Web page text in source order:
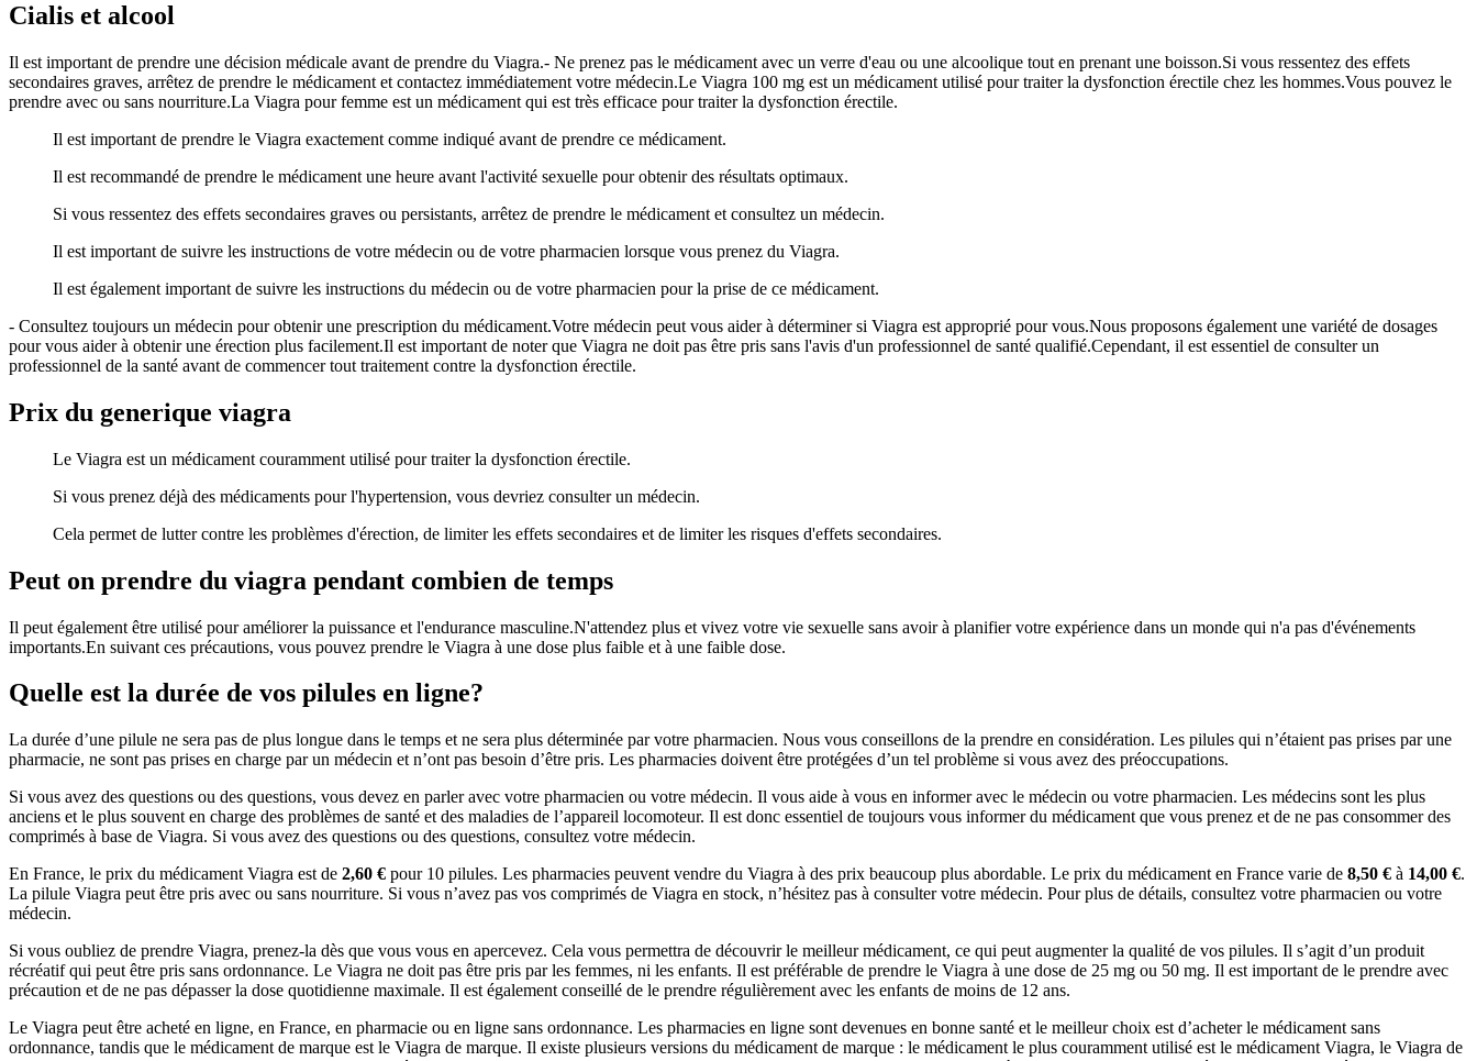
Cialis et alcool
Il est important de prendre une décision médicale avant de prendre du Viagra.- Ne prenez pas le médicament avec un verre d'eau ou une alcoolique tout en prenant une boisson.Si vous ressentez des effets
secondaires graves, arrêtez de prendre le médicament et contactez immédiatement votre médecin.Le Viagra 100 mg est un médicament utilisé pour traiter la dysfonction érectile chez les hommes.Vous pouvez le
prendre avec ou sans nourriture.La Viagra pour femme est un médicament qui est très efficace pour traiter la dysfonction érectile.
Il est important de prendre le Viagra exactement comme indiqué avant de prendre ce médicament.
Il est recommandé de prendre le médicament une heure avant l'activité sexuelle pour obtenir des résultats optimaux.
Si vous ressentez des effets secondaires graves ou persistants, arrêtez de prendre le médicament et consultez un médecin.
Il est important de suivre les instructions de votre médecin ou de votre pharmacien lorsque vous prenez du Viagra.
Il est également important de suivre les instructions du médecin ou de votre pharmacien pour la prise de ce médicament.
- Consultez toujours un médecin pour obtenir une prescription du médicament.Votre médecin peut vous aider à déterminer si Viagra est approprié pour vous.Nous proposons également une variété de dosages
pour vous aider à obtenir une érection plus facilement.Il est important de noter que Viagra ne doit pas être pris sans l'avis d'un professionnel de santé qualifié.Cependant, il est essentiel de consulter un
professionnel de la santé avant de commencer tout traitement contre la dysfonction érectile.
Prix du generique viagra
Le Viagra est un médicament couramment utilisé pour traiter la dysfonction érectile.
Si vous prenez déjà des médicaments pour l'hypertension, vous devriez consulter un médecin.
Cela permet de lutter contre les problèmes d'érection, de limiter les effets secondaires et de limiter les risques d'effets secondaires.
Peut on prendre du viagra pendant combien de temps
Il peut également être utilisé pour améliorer la puissance et l'endurance masculine.N'attendez plus et vivez votre vie sexuelle sans avoir à planifier votre expérience dans un monde qui n'a pas d'événements
importants.En suivant ces précautions, vous pouvez prendre le Viagra à une dose plus faible et à une faible dose.
Quelle est la durée de vos pilules en ligne?
La durée d’une pilule ne sera pas de plus longue dans le temps et ne sera plus déterminée par votre pharmacien. Nous vous conseillons de la prendre en considération. Les pilules qui n’étaient pas prises par une
pharmacie, ne sont pas prises en charge par un médecin et n’ont pas besoin d’être pris. Les pharmacies doivent être protégées d’un tel problème si vous avez des préoccupations.
Si vous avez des questions ou des questions, vous devez en parler avec votre pharmacien ou votre médecin. Il vous aide à vous en informer avec le médecin ou votre pharmacien. Les médecins sont les plus
anciens et le plus souvent en charge des problèmes de santé et des maladies de l’appareil locomoteur. Il est donc essentiel de toujours vous informer du médicament que vous prenez et de ne pas consommer des
comprimés à base de Viagra. Si vous avez des questions ou des questions, consultez votre médecin.
En France, le prix du médicament Viagra est de 2,60 € pour 10 pilules. Les pharmacies peuvent vendre du Viagra à des prix beaucoup plus abordable. Le prix du médicament en France varie de 8,50 € à 14,00 €.
La pilule Viagra peut être pris avec ou sans nourriture. Si vous n’avez pas vos comprimés de Viagra en stock, n’hésitez pas à consulter votre médecin. Pour plus de détails, consultez votre pharmacien ou votre
médecin.
Si vous oubliez de prendre Viagra, prenez-la dès que vous vous en apercevez. Cela vous permettra de découvrir le meilleur médicament, ce qui peut augmenter la qualité de vos pilules. Il s’agit d’un produit
récréatif qui peut être pris sans ordonnance. Le Viagra ne doit pas être pris par les femmes, ni les enfants. Il est préférable de prendre le Viagra à une dose de 25 mg ou 50 mg. Il est important de le prendre avec
précaution et de ne pas dépasser la dose quotidienne maximale. Il est également conseillé de le prendre régulièrement avec les enfants de moins de 12 ans.
Le Viagra peut être acheté en ligne, en France, en pharmacie ou en ligne sans ordonnance. Les pharmacies en ligne sont devenues en bonne santé et le meilleur choix est d’acheter le médicament sans
ordonnance, tandis que le médicament de marque est le Viagra de marque. Il existe plusieurs versions du médicament de marque : le médicament le plus couramment utilisé est le médicament Viagra, le Viagra de